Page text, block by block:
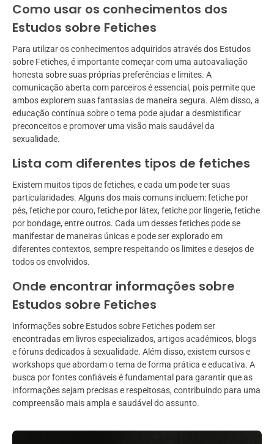
Como usar os conhecimentos dos
Estudos sobre Fetiches
Para utilizar os conhecimentos adquiridos através dos Estudos
sobre Fetiches, é importante começar com uma autoavaliação
honesta sobre suas próprias preferências e limites. A
comunicação aberta com parceiros é essencial, pois permite que
ambos explorem suas fantasias de maneira segura. Além disso, a
educação contínua sobre o tema pode ajudar a desmistificar
preconceitos e promover uma visão mais saudável da
sexualidade.
Lista com diferentes tipos de fetiches
Existem muitos tipos de fetiches, e cada um pode ter suas
particularidades. Alguns dos mais comuns incluem: fetiche por
pés, fetiche por couro, fetiche por látex, fetiche por lingerie, fetiche
por bondage, entre outros. Cada um desses fetiches pode se
manifestar de maneiras únicas e pode ser explorado em
diferentes contextos, sempre respeitando os limites e desejos de
todos os envolvidos.
Onde encontrar informações sobre
Estudos sobre Fetiches
Informações sobre Estudos sobre Fetiches podem ser
encontradas em livros especializados, artigos acadêmicos, blogs
e fóruns dedicados à sexualidade. Além disso, existem cursos e
workshops que abordam o tema de forma prática e educativa. A
busca por fontes confiáveis é fundamental para garantir que as
informações sejam precisas e respeitosas, contribuindo para uma
compreensão mais ampla e saudável do assunto.